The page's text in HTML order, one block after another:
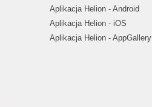
Aplikacja Helion - Android
Aplikacja Helion - iOS
Aplikacja Helion - AppGallery